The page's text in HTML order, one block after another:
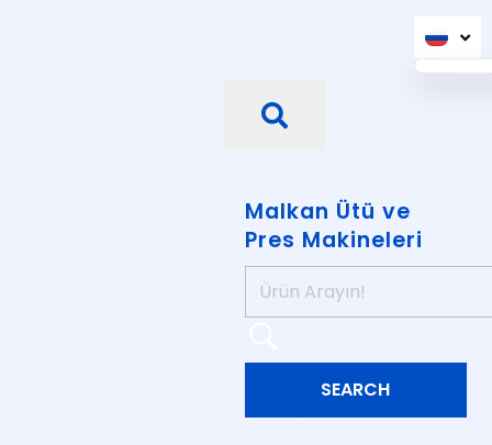
Malkan Ütü ve
Pres Makineleri